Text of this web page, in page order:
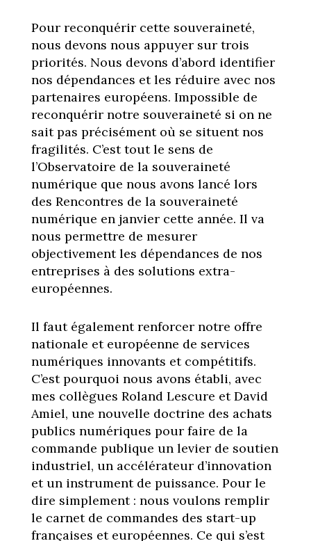
Pour reconquérir cette souveraineté,
nous devons nous appuyer sur trois
priorités. Nous devons d’abord identifier
nos dépendances et les réduire avec nos
partenaires européens. Impossible de
reconquérir notre souveraineté si on ne
sait pas précisément où se situent nos
fragilités. C’est tout le sens de
l’Observatoire de la souveraineté
numérique que nous avons lancé lors
des Rencontres de la souveraineté
numérique en janvier cette année. Il va
nous permettre de mesurer
objectivement les dépendances de nos
entreprises à des solutions extra-
européennes.
Il faut également renforcer notre offre
nationale et européenne de services
numériques innovants et compétitifs.
C’est pourquoi nous avons établi, avec
mes collègues Roland Lescure et David
Amiel, une nouvelle doctrine des achats
publics numériques pour faire de la
commande publique un levier de soutien
industriel, un accélérateur d’innovation
et un instrument de puissance. Pour le
dire simplement : nous voulons remplir
le carnet de commandes des start-up
françaises et européennes. Ce qui s’est